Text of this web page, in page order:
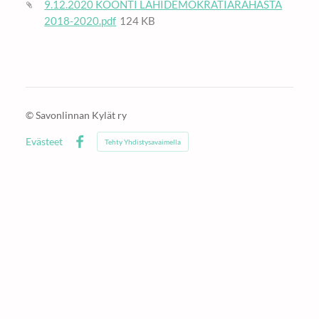
9.12.2020 KOONTI LÄHIDEMOKRATIARAHASTA
2018-2020.pdf 124 KB
©Savonlinnan Kylät ry
Evästeet
Facebook
Tehty Yhdistysavaimella